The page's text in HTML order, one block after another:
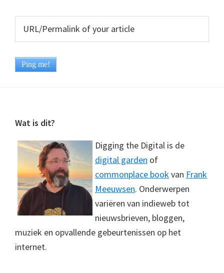
Footer
Wat is dit?
Digging the Digital is de
digital garden of
commonplace bookvan Frank
Meeuwsen. Onderwerpen
variëren van indieweb tot
nieuwsbrieven, bloggen,
muziek en opvallende gebeurtenissen op het
internet.